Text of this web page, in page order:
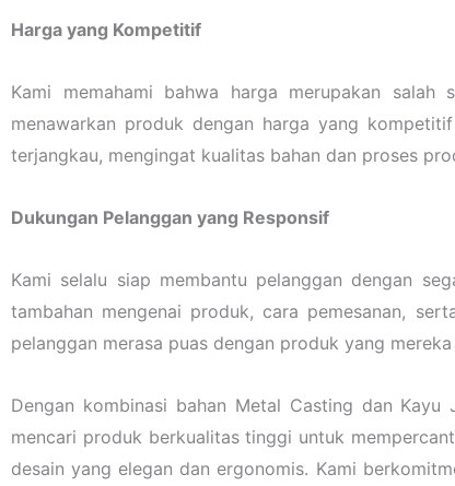
Harga yang Kompetitif
Kami memahami bahwa harga merupakan
menawarkan produk dengan harga yang
terjangkau, mengingat kualitas bahan dan proses
Dukungan Pelanggan yang Responsif
Kami selalu siap membantu pelanggan dengan
tambahan mengenai produk, cara pemesanan,
pelanggan merasa puas dengan produk yang
Dengan kombinasi bahan Metal Casting dan
mencari produk berkualitas tinggi untuk
desain yang elegan dan ergonomis. Kami